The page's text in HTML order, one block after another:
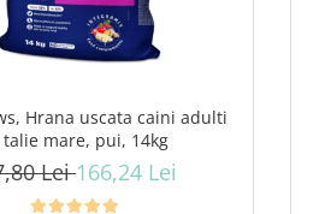
Hrana uscata caini adulti
mare, pui, 14kg
Lei166,24 Lei